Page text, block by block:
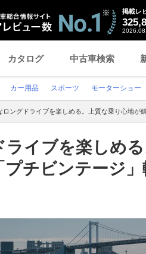
掲載レ
カタログ 中古車検索
カー用品 スポーツ モーターショー
ロングドライブを楽しめる。上質な乗り心地が
イブを楽しめる
チビンテージ」